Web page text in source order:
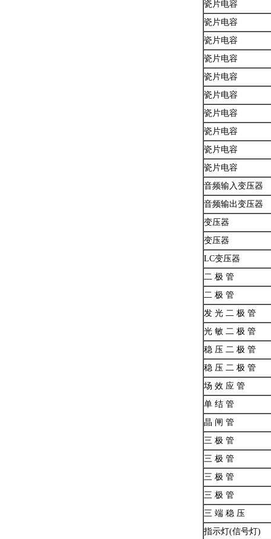
瓷片电容
瓷片电容
瓷片电容
瓷片电容
瓷片电容
瓷片电容
瓷片电容
瓷片电容
瓷片电容
瓷片电容
音频输入变压器
音频输出变压器
变压器
变压器
LC变压器
二 极 管
二 极 管
发 光 二 极 管
光 敏 二 极 管
稳 压 二 极 管
稳 压 二 极 管
场 效 应 管
单 结 管
晶 闸 管
三 极 管
三 极 管
三 极 管
三 极 管
三 端 稳 压
指示灯(信号灯)